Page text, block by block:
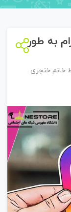
به طور
خانم خنجری